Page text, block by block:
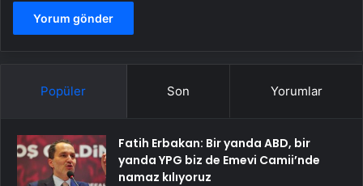
Popüler Son Yorumlar
Fatih Erbakan: Bir yanda ABD, bir
yanda YPG biz de Emevi Camii’nde
namaz kılıyoruz